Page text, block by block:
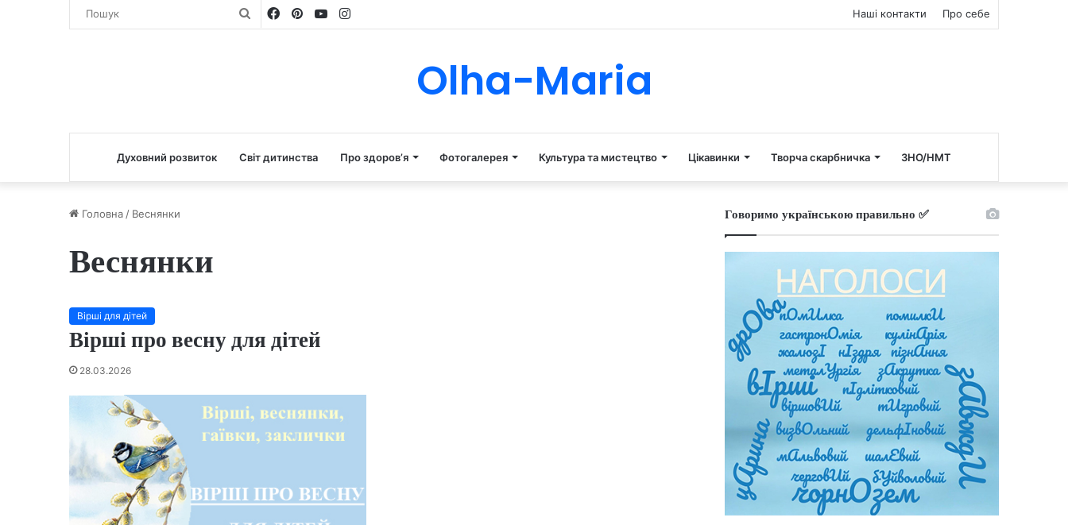
ПошукFacebook
Pinterest
YouTubeInstagram Наші контакти Про себе
Olha-Maria
Духовний розвиток Світ дитинства Про здоров’я Фотогалерея Культура та мистецтво Цікавинки Творча скарбничка ЗНО/НМТ
Головна / Веснянки
Веснянки
Вірші для дітей
Вірші про весну для дітей
28.03.2026
Говоримо українською правильно ✅